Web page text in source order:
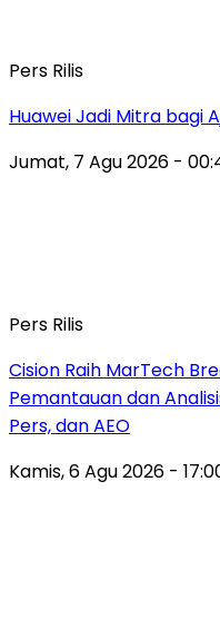
Pers Rilis
Huawei Jadi Mitra bagi
Jumat, 7 Agu 2026 -
Pers Rilis
Cision Raih MarTech
Pemantauan dan
Pers, dan AEO
Kamis, 6 Agu 2026 -